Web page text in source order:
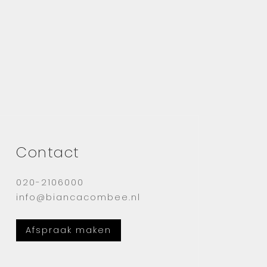
Contact
020-2106000
info@biancacombee.nl
Afspraak maken